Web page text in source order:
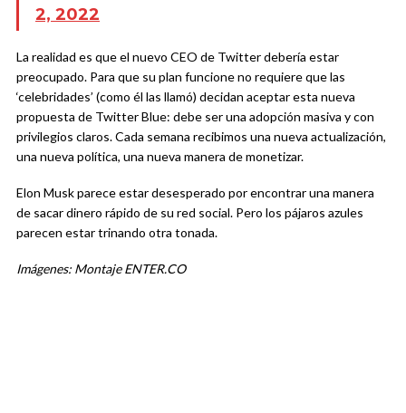
2, 2022
La realidad es que el nuevo CEO de Twitter debería estar
preocupado. Para que su plan funcione no requiere que las
‘celebridades’ (como él las llamó) decidan aceptar esta nueva
propuesta de Twitter Blue: debe ser una adopción masiva y con
privilegios claros. Cada semana recibimos una nueva actualización,
una nueva política, una nueva manera de monetizar.
Elon Musk parece estar desesperado por encontrar una manera
de sacar dinero rápido de su red social. Pero los pájaros azules
parecen estar trinando otra tonada.
Imágenes: Montaje ENTER.CO